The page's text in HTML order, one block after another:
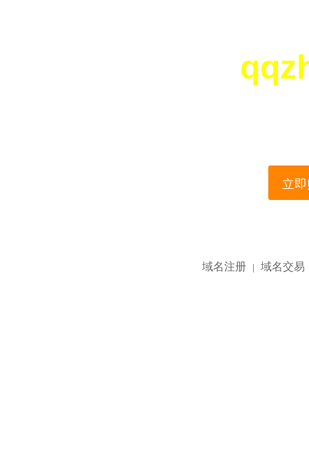
立
域名注册 | 域名交易